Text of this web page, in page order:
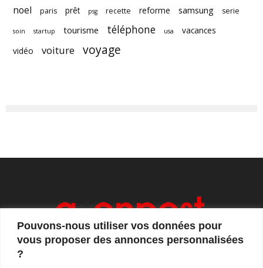
Pouvons-nous utiliser vos données pour
vous proposer des annonces personnalisées
?
noel paris prêt psg recette reforme samsung serie
soin startup tourisme téléphone usa
vacances
vidéo
voiture voyage